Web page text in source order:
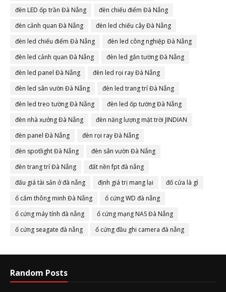
đèn LED ốp trần Đà Nẵng
đèn chiếu điểm Đà Nẵng
đèn cảnh quan Đà Nẵng
đèn led chiếu cây Đà Nẵng
đèn led chiếu điểm Đà Nẵng
đèn led công nghiệp Đà Nẵng
đèn led cảnh quan Đà Nẵng
đèn led gắn tường Đà Nẵng
đèn led panel Đà Nẵng
đèn led rọi ray Đà Nẵng
đèn led sân vườn Đà Nẵng
đèn led trang trí Đà Nẵng
đèn led treo tường Đà Nẵng
đèn led ốp tường Đà Nẵng
đèn nhà xưởng Đà Nẵng
đèn năng lượng mặt trời JINDIAN
đèn panel Đà Nẵng
đèn rọi ray Đà Nẵng
đèn spotlight Đà Nẵng
đèn sân vườn Đà Nẵng
đèn trang trí Đà Nẵng
đất nền fpt đà nẵng
đấu giá tài sản ở đà nẵng
định giá trị mang lại
đố cửa là gì
ổ cắm thông minh Đà Nẵng
ổ cứng WD đà nẵng
ổ cứng máy tính đà nẵng
ổ cứng mạng NAS Đà Nẵng
ổ cứng seagate đà nẵng
ổ cứng đầu ghi camera đà nẵng
Random Posts